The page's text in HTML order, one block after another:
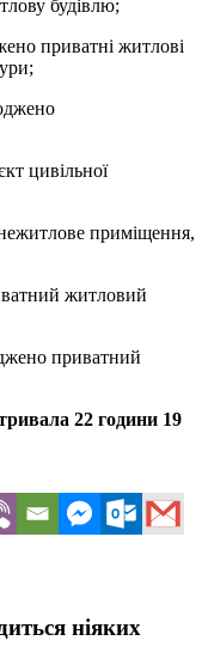
будівлю;
приватні житлові
цивільної
приміщення,
житловий
приватний
22 години 19
ніяких